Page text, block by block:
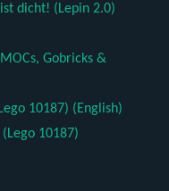
dicht! (Lepin 2.0)
Gobricks &
10187) (English)
10187)